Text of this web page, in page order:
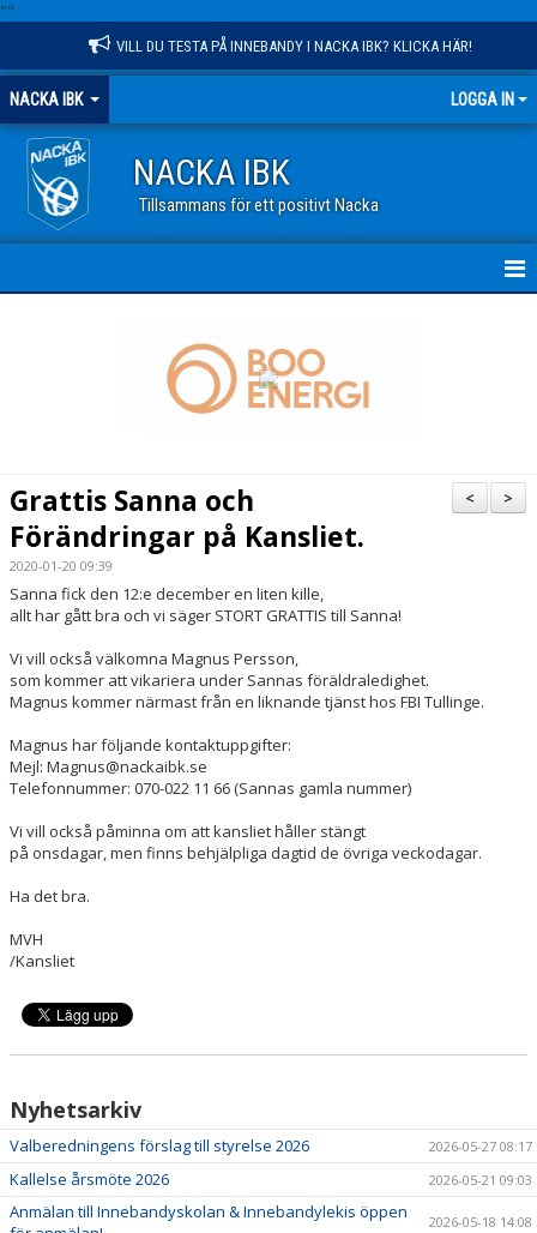
""
VILL DU TESTA PÅ INNEBANDY I NACKA IBK? KLICKA HÄR!
NACKA IBK LOGGA IN
NACKA IBK
Tillsammans för ett positivt Nacka
OM KLUBBEN
CAFETERIAN
DOKUMENT
NACKA X
KLUBBSHOPEN
INNEBANDY PLAY
NACKAPOKALEN
>
<
Grattis Sanna och
Förändringar på Kansliet.
2020-01-20 09:39
Sanna fick den 12:e december en liten kille,
allt har gått bra och vi säger STORT GRATTIS till Sanna!
Vi vill också välkomna Magnus Persson,
som kommer att vikariera under Sannas föräldraledighet.
Magnus kommer närmast från en liknande tjänst hos FBI Tullinge.
Magnus har följande kontaktuppgifter:
Mejl: Magnus@nackaibk.se
Telefonnummer: 070-022 11 66 (Sannas gamla nummer)
Vi vill också påminna om att kansliet håller stängt
på onsdagar, men finns behjälpliga dagtid de övriga veckodagar.
Ha det bra.
MVH
/Kansliet
Nyhetsarkiv
Valberedningens förslag till styrelse 2026 2026-05-27 08:17
Kallelse årsmöte 2026 2026-05-21 09:03
Anmälan till Innebandyskolan & Innebandylekis öppen
2026-05-18 14:08